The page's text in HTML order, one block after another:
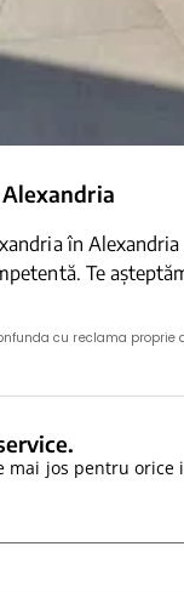
în
Te
cu reclama proprie
mai jos pentru orice